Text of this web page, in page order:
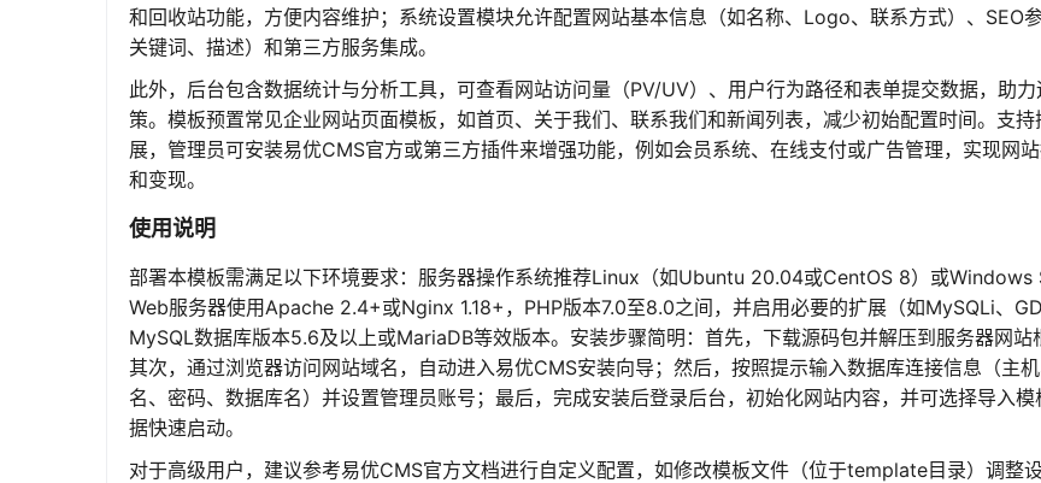
和回收站功能，方便内容维护；系统设置模块允许配置网站基本信息（如名称、Logo、联系方式）、SEO
关键词、描述）和第三方服务集成。
此外，后台包含数据统计与分析工具，可查看网站访问量（PV/UV）、用户行为路径和表单提交数据，助
策。模板预置常见企业网站页面模板，如首页、关于我们、联系我们和新闻列表，减少初始配置时间。支持
展，管理员可安装易优CMS官方或第三方插件来增强功能，例如会员系统、在线支付或广告管理，实现网
和变现。
使用说明
部署本模板需满足以下环境要求：服务器操作系统推荐Linux（如Ubuntu 20.04或CentOS 8）或Windows
Web服务器使用Apache 2.4+或Nginx 1.18+，PHP版本7.0至8.0之间，并启用必要的扩展（如MySQLi、GD
MySQL数据库版本5.6及以上或MariaDB等效版本。安装步骤简明：首先，下载源码包并解压到服务器网站
其次，通过浏览器访问网站域名，自动进入易优CMS安装向导；然后，按照提示输入数据库连接信息（主
名、密码、数据库名）并设置管理员账号；最后，完成安装后登录后台，初始化网站内容，并可选择导入模
据快速启动。
对于高级用户，建议参考易优CMS官方文档进行自定义配置，如修改模板文件（位于template目录）调整